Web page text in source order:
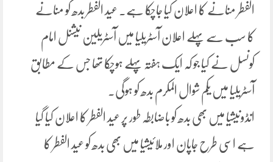
الفطر منانے کا اعلان کیا جاچکا ہے۔ عید الفطر بدھ کو منانے
کا سب سے پہلے اعلان آسٹریلیا میں آسٹریلین نیشنل امام
کونسل نے کیا جو کہ ایک ہفتہ پہلے ہوچکا تھا جس کے مطابق
آسٹریلیا میں یکم شوال المکرم بدھ کو ہوگی۔
انڈونیشیا میں بھی بدھ کو باضابطہ طور پر عید الفطر کا اعلان کیا گیا
ہے اسی طرح جاپان اور ملائیشیا میں بھی بدھ کو عید الفطر کا